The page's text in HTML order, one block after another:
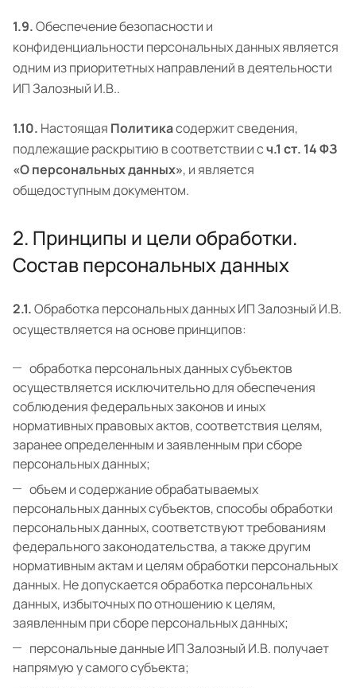
1.9.Обеспечение безопасности и
конфиденциальности персональных данных является
одним из приоритетных направлений в деятельности
ИП Залозный И.В..
1.10. Настоящая Политикасодержит сведения,
подлежащие раскрытию в соответствии сч.1 ст. 14 ФЗ
«О персональных данных», и является
общедоступным документом.
2. Принципы и цели обработки.
Состав персональных данных
2.1.Обработка персональных данных ИП Залозный И.В.
осуществляется на основе принципов:
обработка персональных данных субъектов
осуществляется исключительно для обеспечения
соблюдения федеральных законов и иных
нормативных правовых актов, соответствия целям,
заранее определенным и заявленным при сборе
персональных данных;
объем и содержание обрабатываемых
персональных данных субъектов, способы обработки
персональных данных, соответствуют требованиям
федерального законодательства, а также другим
нормативным актам и целям обработки персональных
данных. Не допускается обработка персональных
данных, избыточных по отношению к целям,
заявленным при сборе персональных данных;
персональные данные ИП Залозный И.В. получает
напрямую у самого субъекта;